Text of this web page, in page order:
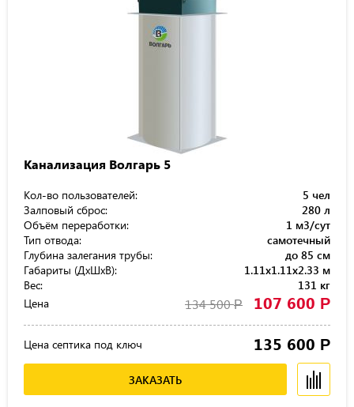
Канализация Волгарь 5
Кол-во пользователей:
5 чел
Залповый сброс:
280 л
Объём переработки:
1 м3/сут
Тип отвода:
самотечный
Глубина залегания трубы:
до 85 см
Габариты (ДхШхВ):
1.11x1.11x2.33 м
Вес:
131 кг
Цена
134 500Р 107 600 Р
Цена септика под ключ 135 600 Р
ЗАКАЗАТЬ